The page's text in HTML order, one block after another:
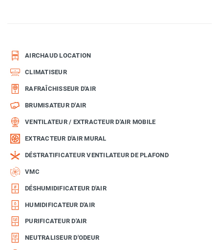
AIRCHAUD LOCATION
CLIMATISEUR
RAFRAÎCHISSEUR D'AIR
BRUMISATEUR D'AIR
VENTILATEUR / EXTRACTEUR D'AIR MOBILE
EXTRACTEUR D'AIR MURAL
DÉSTRATIFICATEUR VENTILATEUR DE PLAFOND
VMC
DÉSHUMIDIFICATEUR D'AIR
HUMIDIFICATEUR D'AIR
PURIFICATEUR D'AIR
NEUTRALISEUR D'ODEUR